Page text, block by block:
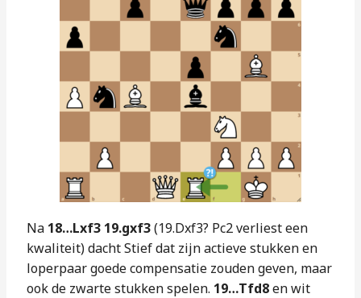
Na 18…Lxf3 19.gxf3(19.Dxf3? Pc2 verliest een
kwaliteit) dacht Stief dat zijn actieve stukken en
loperpaar goede compensatie zouden geven, maar
ook de zwarte stukken spelen. 19…Tfd8en wit